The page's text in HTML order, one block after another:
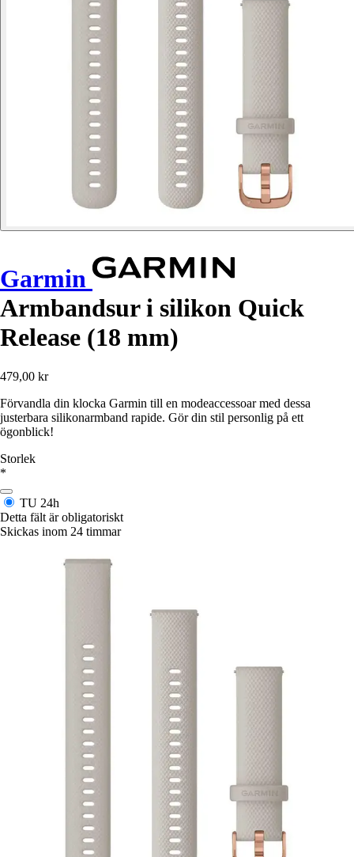
Garmin
Armbandsur i silikon Quick
Release (18 mm)
479,00 kr
Förvandla din klocka Garmin till en modeaccessoar med dessa
justerbara silikonarmband rapide. Gör din stil personlig på ett
ögonblick!
Storlek
*
TU 24h
Detta fält är obligatoriskt
Skickas inom 24 timmar